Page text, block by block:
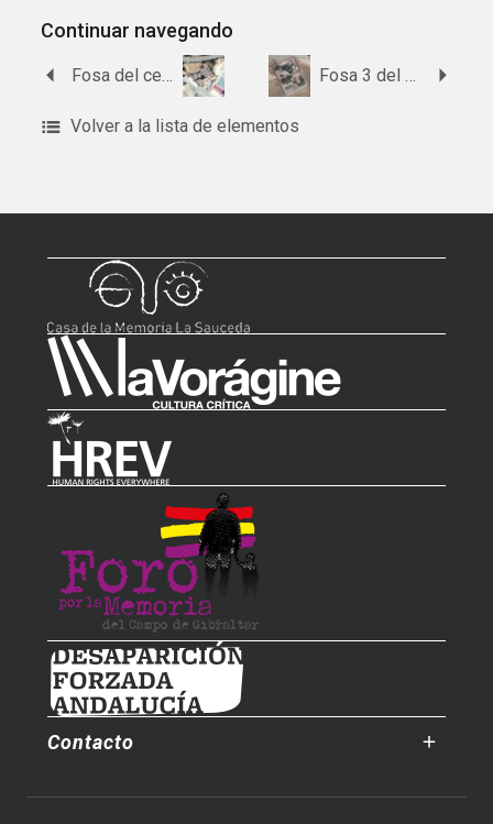
Continuar navegando
Volver a la lista de elementos
Contacto